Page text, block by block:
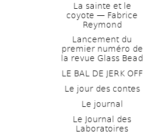
La sainte et le
coyote — Fabrice
Reymond
Lancement du
premier numéro de
la revue Glass Bead
LE BAL DE JERK OFF
Le jour des contes
Le journal
Le Journal des
Laboratoires